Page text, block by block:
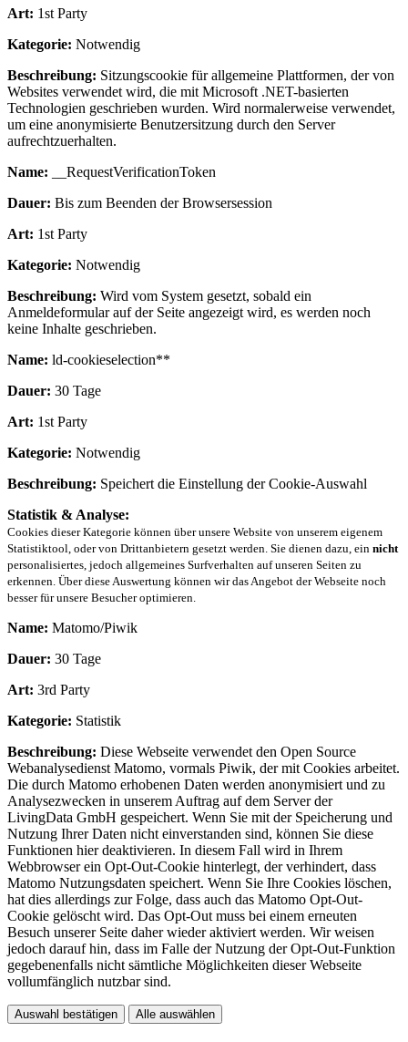
Art: 1st Party
Kategorie: Notwendig
Beschreibung: Sitzungscookie für allgemeine Plattformen, der von
Websites verwendet wird, die mit Microsoft .NET-basierten
Technologien geschrieben wurden. Wird normalerweise verwendet,
um eine anonymisierte Benutzersitzung durch den Server
aufrechtzuerhalten.
Name: __RequestVerificationToken
Dauer: Bis zum Beenden der Browsersession
Art: 1st Party
Kategorie: Notwendig
Beschreibung: Wird vom System gesetzt, sobald ein
Anmeldeformular auf der Seite angezeigt wird, es werden noch
keine Inhalte geschrieben.
Name: ld-cookieselection**
Dauer: 30 Tage
Art: 1st Party
Kategorie: Notwendig
Beschreibung: Speichert die Einstellung der Cookie-Auswahl
Statistik & Analyse:
Cookies dieser Kategorie können über unsere Website von unserem eigenem
Statistiktool, oder von Drittanbietern gesetzt werden. Sie dienen dazu, ein nicht
personalisiertes, jedoch allgemeines Surfverhalten auf unseren Seiten zu
erkennen. Über diese Auswertung können wir das Angebot der Webseite noch
besser für unsere Besucher optimieren.
Name: Matomo/Piwik
Dauer: 30 Tage
Art: 3rd Party
Kategorie: Statistik
Beschreibung: Diese Webseite verwendet den Open Source
Webanalysedienst Matomo, vormals Piwik, der mit Cookies arbeitet.
Die durch Matomo erhobenen Daten werden anonymisiert und zu
Analysezwecken in unserem Auftrag auf dem Server der
LivingData GmbH gespeichert. Wenn Sie mit der Speicherung und
Nutzung Ihrer Daten nicht einverstanden sind, können Sie diese
Funktionen hier deaktivieren. In diesem Fall wird in Ihrem
Webbrowser ein Opt-Out-Cookie hinterlegt, der verhindert, dass
Matomo Nutzungsdaten speichert. Wenn Sie Ihre Cookies löschen,
hat dies allerdings zur Folge, dass auch das Matomo Opt-Out-
Cookie gelöscht wird. Das Opt-Out muss bei einem erneuten
Besuch unserer Seite daher wieder aktiviert werden. Wir weisen
jedoch darauf hin, dass im Falle der Nutzung der Opt-Out-Funktion
gegebenenfalls nicht sämtliche Möglichkeiten dieser Webseite
vollumfänglich nutzbar sind.
Auswahl bestätigen Alle auswählen